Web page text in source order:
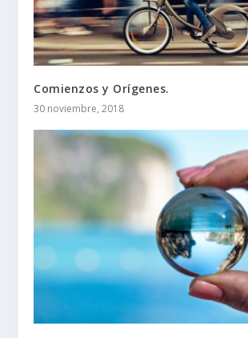
Comienzos y Orígenes.
30 noviembre, 2018